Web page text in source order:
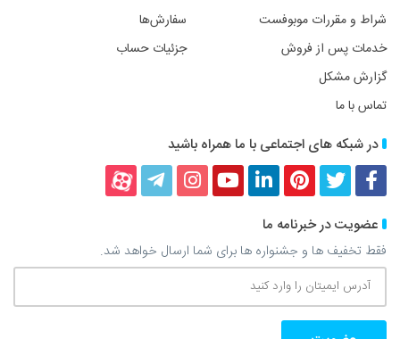
شراط و مقررات موبوفست
خدمات پس از فروش
گزارش مشکل
تماس با ما
سفارش‌ها
جزئیات حساب
در شبکه های اجتماعی با ما همراه باشید
فیسبوکتوییترپینترستلینکداینیوتیوباینستاگرام
تلگرام آپارات
عضویت در خبرنامه ما
فقط تخفیف ها و جشنواره ها برای شما ارسال خواهد شد.
آدرس
ایمیتان
را